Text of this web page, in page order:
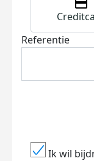
Referentie
Ik wil